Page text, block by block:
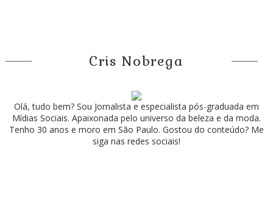
Cris Nobrega
Olá, tudo bem? Sou Jornalista e especialista pós-graduada em
Mídias Sociais. Apaixonada pelo universo da beleza e da moda.
Tenho 30 anos e moro em São Paulo. Gostou do conteúdo? Me
siga nas redes sociais!